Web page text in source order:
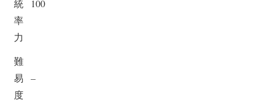
統
率
力
100
難
易
度
–